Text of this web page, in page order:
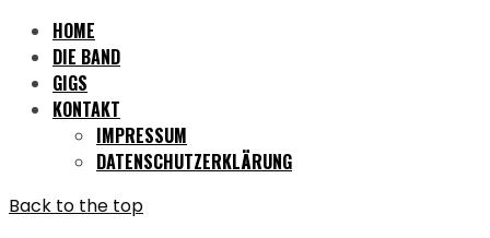
HOME
DIE BAND
GIGS
KONTAKT
IMPRESSUM
DATENSCHUTZERKLÄRUNG
Back to the top